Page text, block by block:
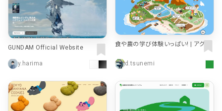
ローディング
検索エリア
スライダー
365
スクロール追従
362
リピートアニメーション
334
ハンバーガーメニュー
235
動画
212
モーダル
87
ローディング
83
検索エリア
58
下層ページ
GUNDAM Official Website
y.harima
食や農の学び体験いっぱい! | アグリ
d.tsunemi